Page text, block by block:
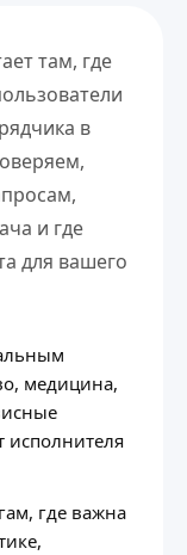
там, где
в
и где
для вашего
медицина,
исполнителя
где важна